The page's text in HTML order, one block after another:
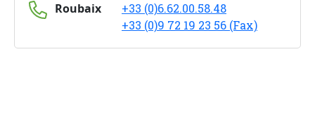
Roubaix
+33 (0)6.62.00.58.48
+33 (0)9 72 19 23 56 (Fax)